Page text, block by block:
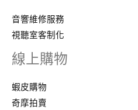
音響維修服務
視聽室客制化
線上購物
蝦皮購物
奇摩拍賣